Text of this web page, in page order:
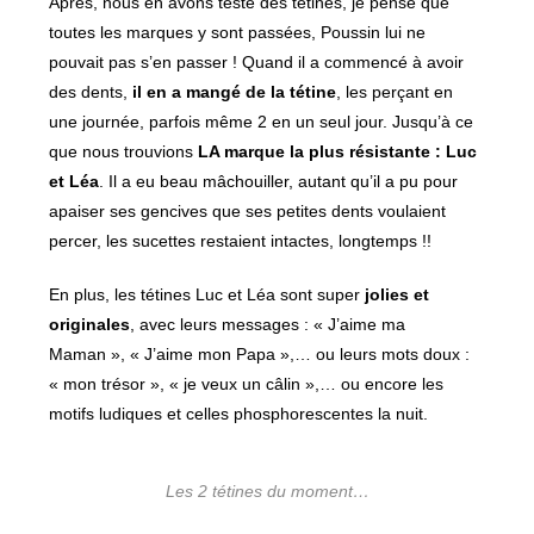
toutes les marques y sont passées, Poussin lui ne
pouvait pas s’en passer ! Quand il a commencé à avoir
des dents, il en a mangé de la tétine , les perçant en
une journée, parfois même 2 en un seul jour. Jusqu’à ce
que nous trouvions LA marque la plus résistante : Luc
et Léa . Il a eu beau mâchouiller, autant qu’il a pu pour
apaiser ses gencives que ses petites dents voulaient
percer, les sucettes restaient intactes, longtemps !!
En plus, les tétines Luc et Léa sont super jolies et
originales , avec leurs messages : « J’aime ma
Maman », « J’aime mon Papa »,… ou leurs mots doux :
« mon trésor », « je veux un câlin »,… ou encore les
motifs ludiques et celles phosphorescentes la nuit.
Les 2 tétines du moment…